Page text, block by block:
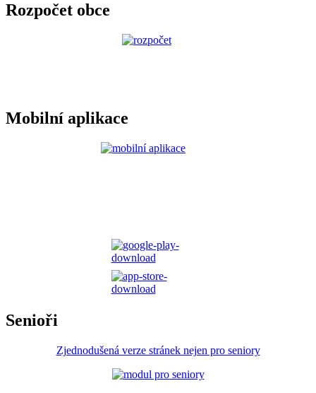
Rozpočet obce
Mobilní aplikace
Senioři
Zjednodušená verze stránek nejen pro seniory